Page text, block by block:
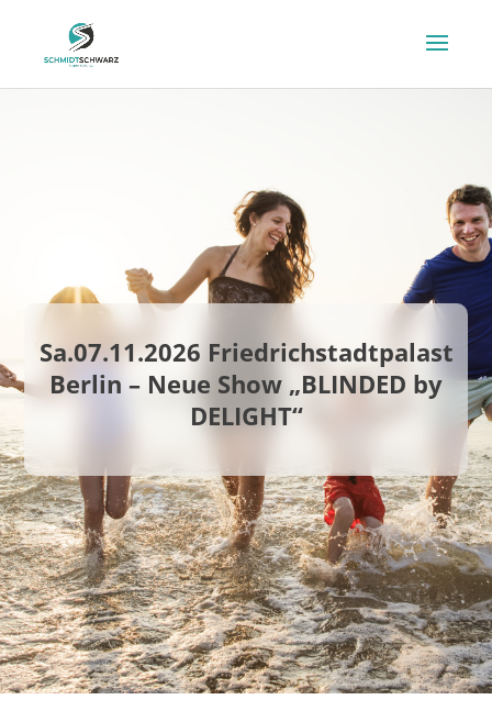
Sa.07.11.2026 Friedrichstadtpalast
Berlin – Neue Show „BLINDED by
DELIGHT“